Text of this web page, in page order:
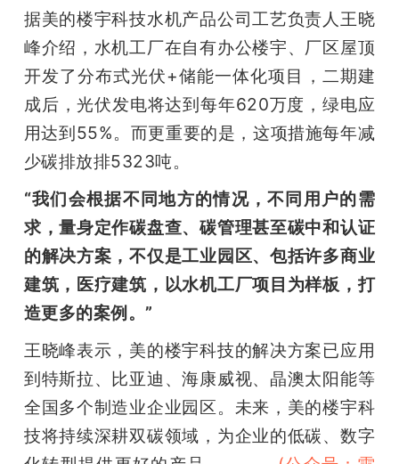
据美的楼宇科技水机产品公司工艺负责人王晓
峰介绍，水机工厂在自有办公楼宇、厂区屋顶
开发了分布式光伏+储能一体化项目，二期建
成后，光伏发电将达到每年620万度，绿电应
用达到55%。而更重要的是，这项措施每年减
少碳排放排5323吨。
“我们会根据不同地方的情况，不同用户的需
求，量身定作碳盘查、碳管理甚至碳中和认证
的解决方案，不仅是工业园区、包括许多商业
建筑，医疗建筑，以水机工厂项目为样板，打
造更多的案例。”
王晓峰表示，美的楼宇科技的解决方案已应用
到特斯拉、比亚迪、海康威视、晶澳太阳能等
全国多个制造业企业园区。未来，美的楼宇科
技将持续深耕双碳领域，为企业的低碳、数字